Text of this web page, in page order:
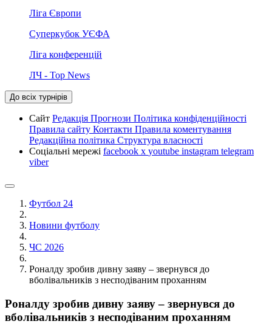
Ліга Європи
Суперкубок УЄФА
Ліга конференцій
ЛЧ - Top News
До всіх турнірів
Сайт Редакція Прогнози Політика конфіденційності
Правила сайту Контакти Правила коментування
Редакційна політика Структура власності
Соціальні мережі facebook x youtube instagram telegram
viber
Футбол 24
Новини футболу
ЧС 2026
Роналду зробив дивну заяву – звернувся до
вболівальників з несподіваним проханням
Роналду зробив дивну заяву – звернувся до
вболівальників з несподіваним проханням